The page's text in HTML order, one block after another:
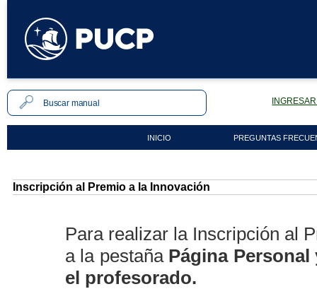
INICIO PREGUNTAS
Inscripción al Premio a la Innovación
Para realizar la Inscripción al
a la pestañaPágina Personal
el profesorado.